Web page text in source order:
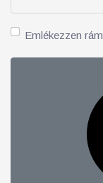
Emlékezzen rám